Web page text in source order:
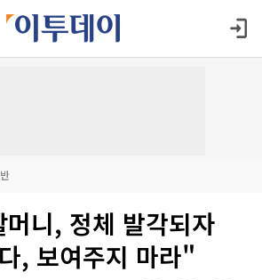
니, 정체 발각되자
, 보여주지 마라"